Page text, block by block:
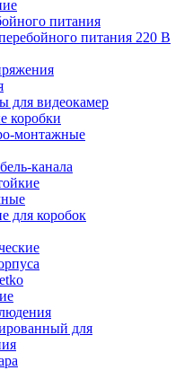
питания
питания 220 В
для видеокамер
коробки
монтажные
канала
для коробок
для